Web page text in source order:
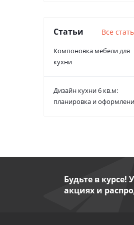
Статьи Все
Компоновка мебели для
кухни
Дизайн кухни 6 кв.м:
планировка и
Будьте в
акциях и